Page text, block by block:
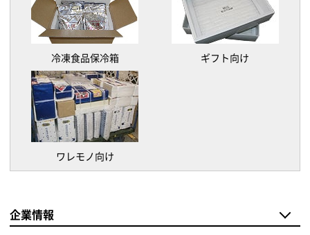
冷凍食品保冷箱 ギフト向け
ワレモノ向け
企業情報